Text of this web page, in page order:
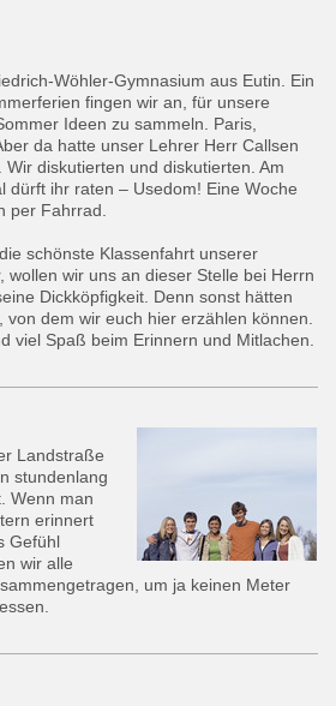
Wöhler-Gymnasium aus Eutin. Ein
fingen wir an, für unsere
Ideen zu sammeln. Paris,
da hatte unser Lehrer Herr Callsen
diskutierten und diskutierten. Am
dürft ihr raten – Usedom! Eine Woche
per Fahrrad.
schönste Klassenfahrt unserer
wollen wir uns an dieser Stelle bei Herrn
Dickköpfigkeit. Denn sonst hätten
dem wir euch hier erzählen können.
viel Spaß beim Erinnern und Mitlachen.
Landstraße
stundenlang
Wenn man
erinnert
Gefühl
wir alle
um ja keinen Meter